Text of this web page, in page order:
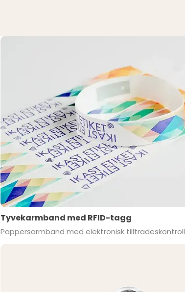
Tyvekarmband med RFID-tagg
Pappersarmband med elektronisk tillträdeskontroll